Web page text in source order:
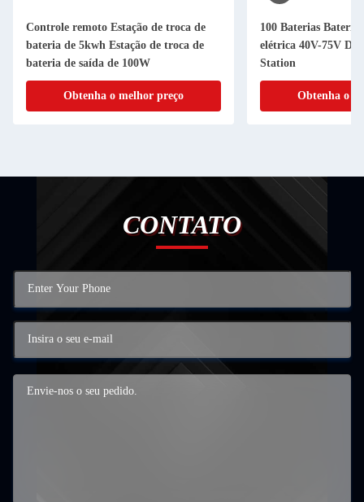
Controle remoto Estação de troca de
bateria de 5kwh Estação de troca de
bateria de saída de 100W
Obtenha o melhor preço
100 Baterias Bateria
elétrica 40V-75V DC
Station
Obtenha o
CONTATO